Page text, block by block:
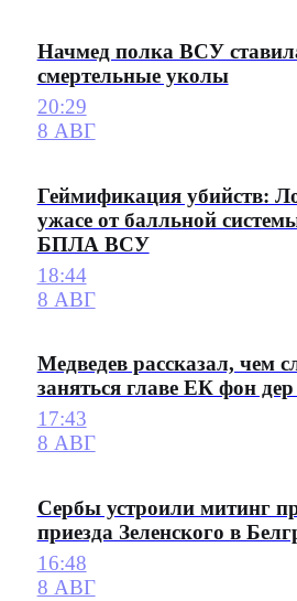
Начмед полка ВСУ
смертельные уколы
20:29
8 АВГ
Геймификация убийств:
ужасе от балльной
БПЛА ВСУ
18:44
8 АВГ
Медведев рассказал, чем
заняться главе ЕК фон
17:43
8 АВГ
Сербы устроили митинг
приезда Зеленского в
16:48
8 АВГ